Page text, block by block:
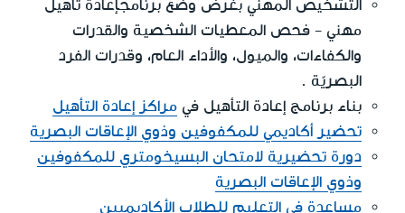
التشخيص المهني بغرض وضع برنامجإعادة تأهيل
مهني - فحص المعطيات الشخصية والقدرات
والكفاءات، والميول، والأداء العام، وقدرات الفرد
البصريّة .
بناء برنامج إعادة التأهيل في مراكز إعادة التأهيل
تحضير أكاديمي للمكفوفين وذوي الإعاقات البصرية
دورة تحضيرية لامتحان البسيخومتري للمكفوفين
وذوي الإعاقات البصرية
مساعدة في التعليم للطلاب الأكاديميين